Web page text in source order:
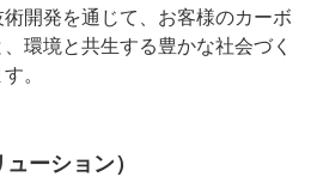
開発を通じて、お客様のカーボ
環境と共生する豊かな社会づく
。
ーション）